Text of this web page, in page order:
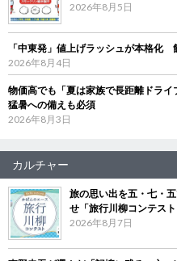
2026年8月5日
「中東発」値上げラッシュが本格化
2026年8月4日
物価高でも「夏は家族で長距離ドラ
猛暑への備えも必須
2026年8月3日
カルチャー
旅の思い出を五・七・
せ「旅行川柳コンテス
2026年8月7日